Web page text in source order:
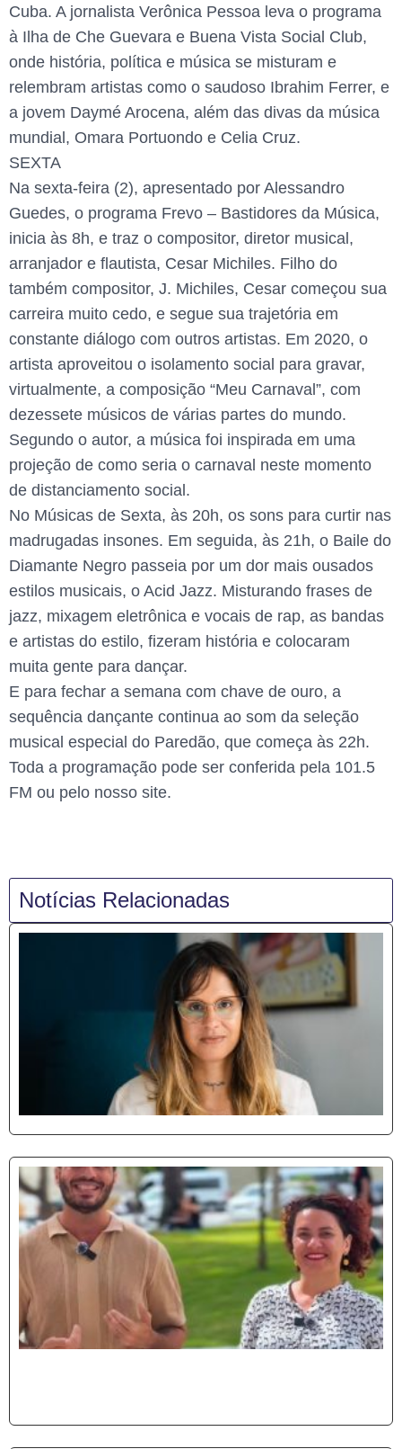
Cuba. A jornalista Verônica Pessoa leva o programa
à Ilha de Che Guevara e Buena Vista Social Club,
onde história, política e música se misturam e
relembram artistas como o saudoso Ibrahim Ferrer, e
a jovem Daymé Arocena, além das divas da música
mundial, Omara Portuondo e Celia Cruz.
SEXTA
Na sexta-feira (2), apresentado por Alessandro
Guedes, o programa Frevo – Bastidores da Música,
inicia às 8h, e traz o compositor, diretor musical,
arranjador e flautista, Cesar Michiles. Filho do
também compositor, J. Michiles, Cesar começou sua
carreira muito cedo, e segue sua trajetória em
constante diálogo com outros artistas. Em 2020, o
artista aproveitou o isolamento social para gravar,
virtualmente, a composição “Meu Carnaval”, com
dezessete músicos de várias partes do mundo.
Segundo o autor, a música foi inspirada em uma
projeção de como seria o carnaval neste momento
de distanciamento social.
No Músicas de Sexta, às 20h, os sons para curtir nas
madrugadas insones. Em seguida, às 21h, o Baile do
Diamante Negro passeia por um dor mais ousados
estilos musicais, o Acid Jazz. Misturando frases de
jazz, mixagem eletrônica e vocais de rap, as bandas
e artistas do estilo, fizeram história e colocaram
muita gente para dançar.
E para fechar a semana com chave de ouro, a
sequência dançante continua ao som da seleção
musical especial do Paredão, que começa às 22h.
Toda a programação pode ser conferida pela 101.5
FM ou pelo nosso site.
Notícias Relacionadas